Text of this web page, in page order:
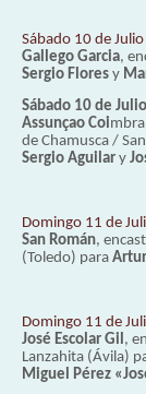
Sábado 10 de
Gallego Garcia,
Sergio Flores y
Sábado 10 de
Assunçao Coi
de Chamusca /
Sergio Aguilar y
Domingo 11 de
San Román,
(Toledo) para
Domingo 11 de
José Escolar Gil ,
Lanzahita (Ávila)
Miguel Pérez